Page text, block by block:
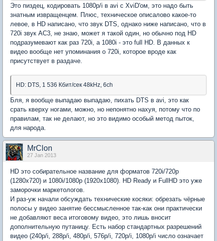
Это пиздец, кодировать 1080p/i в avi с XviD'ом, это надо быть
знатным извращенцем. Плюс, техническое описалово какое-то
левое, в HD написано, что звук DTS, однако ниже написано, что в
720i звук AC3, не знаю, может я такой один, но обычно под HD
подразумевают как раз 720i, а 1080i - это full HD. В данных к
видео вообще нет упоминания о 720i, которое вроде как
присутствует в раздаче.
HD: DTS, 1 536 Кбит/сек 48kHz, 6ch
Бля, я вообще выпадаю выпадаю, пихать DTS в avi, это как
срать кверху ногами, можно, но непонятно нахуя, потому что по
правилам, так не делают, но это видимо особый метод пыток,
для народа.
MrClon
27 Jan 2013
HD это собирательное название для форматов 720i/720p
(1280x720) и 1080i/1080p (1920x1080). HD Ready и FullHD это уже
заморочки маркетологов.
И раз-уж начали обсуждать технические косяки: обрезать чёрные
полосы у видео занятие бессмысленное так-как они практически
не добавляют веса итоговому видео, это лишь вносит
дополнительную путаницу. Есть набор стандартных разрешений
видео (240p/i, 288p/i, 480p/i, 576p/i, 720p/i, 1080p/i число означает